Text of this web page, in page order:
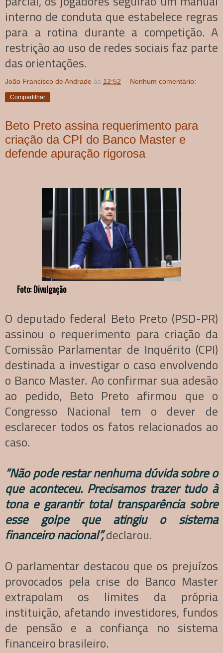
interno de conduta que estabelece regras
para a rotina durante a competição. A
restrição ao uso de redes sociais faz parte
das orientações.
João Francisco de Andrade às 12:52 Nenhum comentário:
Compartilhar
Beto Preto assina requerimento para
criação da CPI do Banco Master e
defende apuração rigorosa
Foto: Divulgação
O deputado federal Beto Preto (PSD-PR)
assinou o requerimento para criação da
Comissão Parlamentar de Inquérito (CPI)
destinada a investigar o caso envolvendo
o Banco Master. Ao confirmar sua adesão
ao pedido, Beto Preto afirmou que o
Congresso Nacional tem o dever de
esclarecer todos os fatos relacionados ao
caso.
“Não pode restar nenhuma dúvida sobre o
que aconteceu. Precisamos trazer tudo à
tona e garantir total transparência sobre
esse golpe que atingiu o sistema
financeiro nacional”,declarou.
O parlamentar destacou que os prejuízos
provocados pela crise do Banco Master
extrapolam os limites da própria
instituição, afetando investidores, fundos
de pensão e a confiança no sistema
financeiro brasileiro.